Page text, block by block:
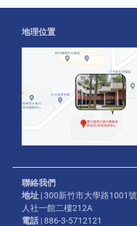
地理位置
聯絡我們
地址 | 300新竹市大學路1001號
人社一館二樓212A
電話 | 886-3-5712121